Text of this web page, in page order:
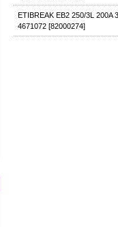
ETIBREAK EB2 250/3L 200A
4671072 [82000274]